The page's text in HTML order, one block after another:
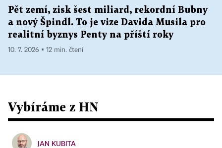
Pět zemí, zisk šest miliard, rekordní Bubny
a nový Špindl. To je vize Davida Musila pro
realitní byznys Penty na příští roky
10. 7. 2026 ▪ 12 min. čtení
Vybíráme z HN
JAN KUBITA